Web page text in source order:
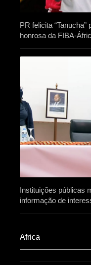
PR felicita
honrosa da FIBA-
Instituições públicas
informação de
Africa​